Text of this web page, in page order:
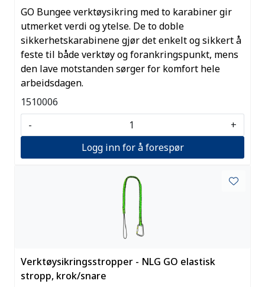
GO Bungee verktøysikring med to karabiner gir
utmerket verdi og ytelse. De to doble
sikkerhetskarabinene gjør det enkelt og sikkert å
feste til både verktøy og forankringspunkt, mens
den lave motstanden sørger for komfort hele
arbeidsdagen.
1510006
-
+
Logg inn for å forespør
Verktøysikringsstropper - NLG GO elastisk
stropp, krok/snare